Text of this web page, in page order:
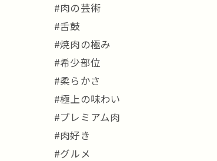
#肉の芸術
#舌鼓
#焼肉の極み
#希少部位
#柔らかさ
#極上の味わい
#プレミアム肉
#肉好き
#グルメ